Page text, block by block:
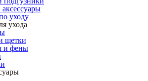
уходу
ухода
щетки
и фены